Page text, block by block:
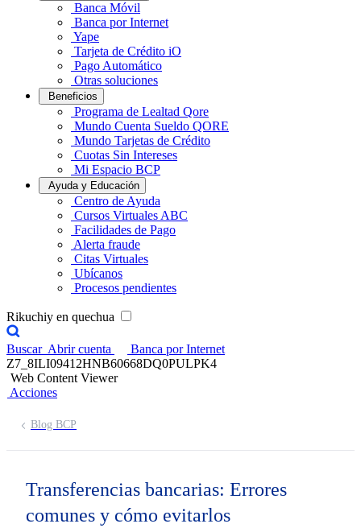
Banca Móvil
Banca por Internet
Yape
Tarjeta de Crédito iO
Pago Automático
Otras soluciones
Beneficios
Programa de Lealtad Qore
Mundo Cuenta Sueldo QORE
Mundo Tarjetas de Crédito
Cuotas Sin Intereses
Mi Espacio BCP
Ayuda y Educación
Centro de Ayuda
Cursos Virtuales ABC
Facilidades de Pago
Alerta fraude
Citas Virtuales
Ubícanos
Procesos pendientes
Rikuchiy en quechua
Buscar Abrir cuenta
Banca por Internet
Z7_8ILI09412HNB60668DQ0PULPK4
Web Content Viewer
Acciones
Blog BCP
Transferencias bancarias: Errores
comunes y cómo evitarlos